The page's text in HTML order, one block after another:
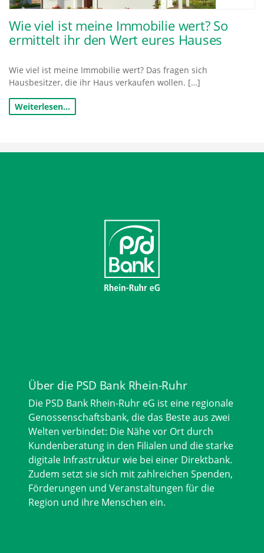
Wie viel ist meine Immobilie wert? So
ermittelt ihr den Wert eures Hauses
Wie viel ist meine Immobilie wert? Das fragen sich
Hausbesitzer, die ihr Haus verkaufen wollen. […]
Weiterlesen…
Über die PSD Bank Rhein-Ruhr
Die PSD Bank Rhein-Ruhr eG ist eine regionale
Genossenschaftsbank, die das Beste aus zwei
Welten verbindet: Die Nähe vor Ort durch
Kundenberatung in den Filialen und die starke
digitale Infrastruktur wie bei einer Direktbank.
Zudem setzt sie sich mit zahlreichen Spenden,
Förderungen und Veranstaltungen für die
Region und ihre Menschen ein.